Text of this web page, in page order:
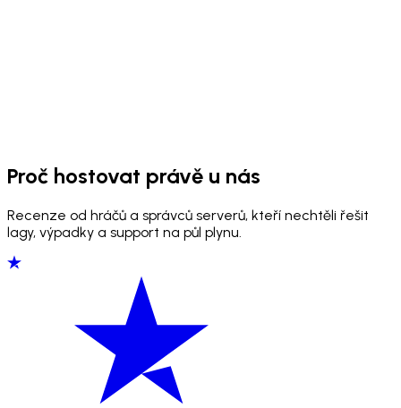
Proč hostovat právě u nás
Recenze od hráčů a správců serverů, kteří nechtěli řešit
lagy, výpadky a support na půl plynu.